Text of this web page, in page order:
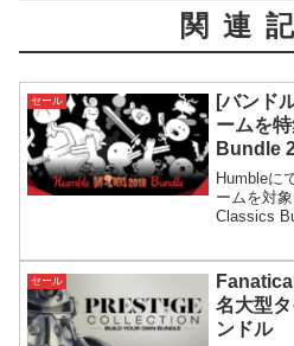
関連
セール
[バンド
ームを
Bundle
Humbleに
ームを対
Classics
シリーズ
セール
名大型
ンドル